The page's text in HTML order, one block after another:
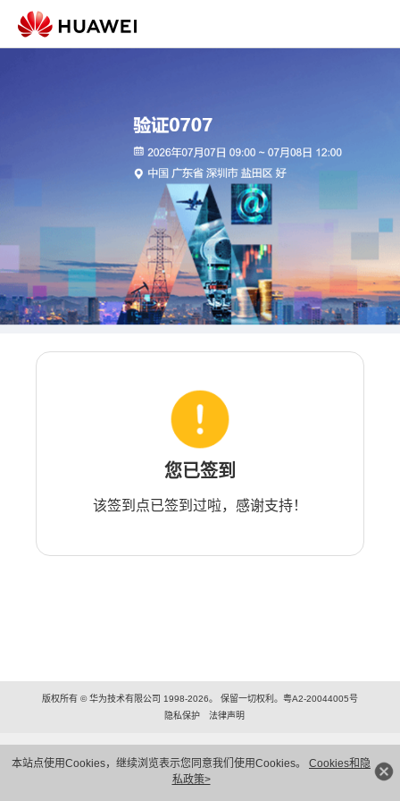
本站点使用Cookies，继续浏览表示您同意我们使用Cookies。 Cookies和隐
私政策>
您已签到
该签到点已签到过啦，感谢支持！
版权所有 © 华为技术有限公司 1998-2026。 保留一切权利。粤A2-20044005号
隐私保护
法律声明